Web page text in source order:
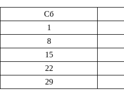
Сб
1
8
15
22
29